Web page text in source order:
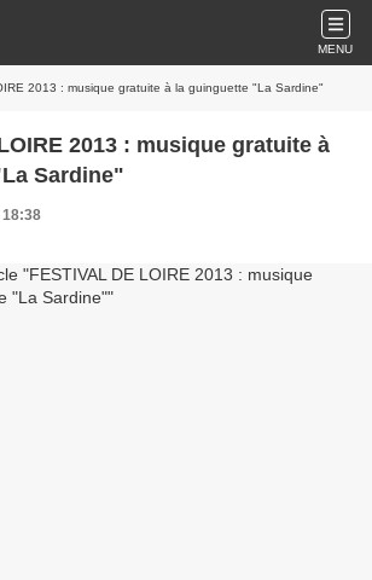
MENU
2013 : musique gratuite à la guinguette "La Sardine"
2013 : musique gratuite à
Sardine"
18:38